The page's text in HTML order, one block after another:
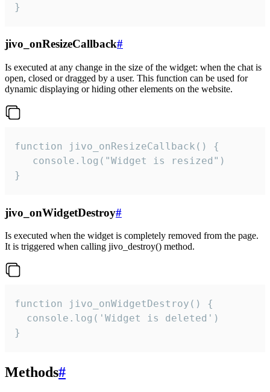
}
jivo_onResizeCallback#
Is executed at any change in the size of the widget: when the chat is
open, closed or dragged by a user. This function can be used for
dynamic displaying or hiding other elements on the website.
function jivo_onResizeCallback() {
   console.log("Widget is resized")
}
jivo_onWidgetDestroy#
Is executed when the widget is completely removed from the page.
It is triggered when calling jivo_destroy() method.
function jivo_onWidgetDestroy() {
  console.log('Widget is deleted')
}
Methods#